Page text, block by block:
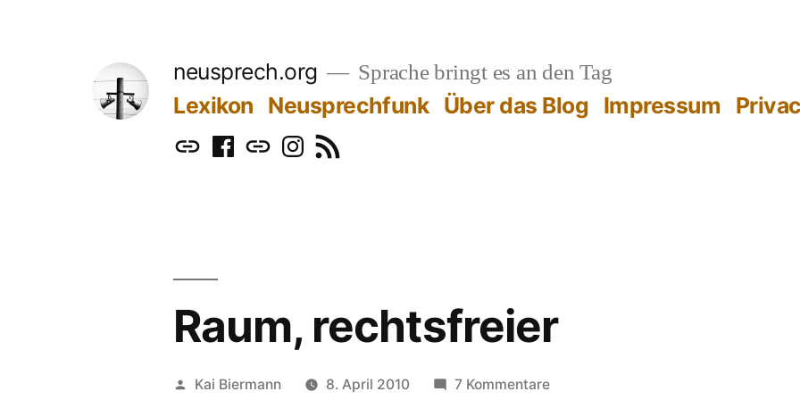
neusprech.org Sprache bringt es an den Tag
Lexikon Neusprechfunk Über das Blog Impressum
MastodonFacebook
BlueskyInstagram
RSS
Raum, rechtsfreier
Veröffentlicht
Kai Biermann 8. April 2010 7 Kommentarezu